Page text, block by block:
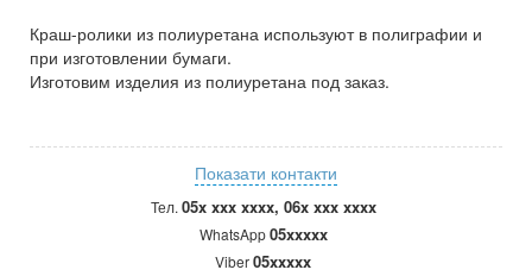
Краш-ролики из полиуретана используют в полиграфии и
при изготовлении бумаги.
Изготовим изделия из полиуретана под заказ.
Показати контакти
Тел. 05x xxx xxxx, 06x xxx xxxx
WhatsApp05xxxxx
Viber05xxxxx